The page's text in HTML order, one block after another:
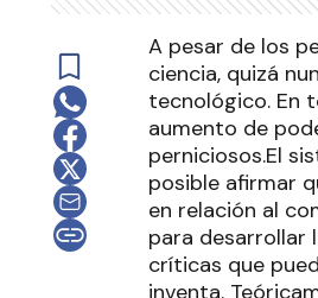
A pesar de los
ciencia, quizá
tecnológico. En
aumento de
perniciosos.El
posible afirmar
en relación al
para desarrollar
críticas que
inventa.